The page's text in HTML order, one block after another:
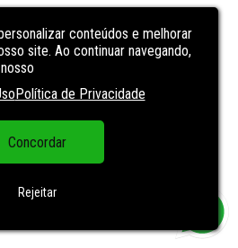
conteúdos e melhorar
site. Ao continuar navegando,
Política de Privacidade
Concordar
Rejeitar